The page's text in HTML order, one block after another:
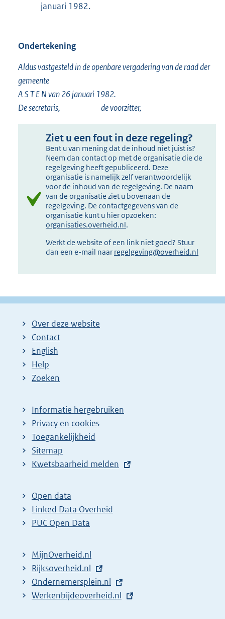
januari 1982.
Ondertekening
Aldus vastgesteld in de openbare vergadering van de raad der
gemeente
A S T E N van 26 januari 1982.
De secretaris, de voorzitter,
Ziet u een fout in deze regeling?
Bent u van mening dat de inhoud niet juist is?
Neem dan contact op met de organisatie die de
regelgeving heeft gepubliceerd. Deze
organisatie is namelijk zelf verantwoordelijk
voor de inhoud van de regelgeving. De naam
van de organisatie ziet u bovenaan de
regelgeving. De contactgegevens van de
organisatie kunt u hier opzoeken:
organisaties.overheid.nl.
Werkt de website of een link niet goed? Stuur
dan een e-mail naar regelgeving@overheid.nl
Over deze website
Contact
English
Help
Zoeken
Informatie hergebruiken
Privacy en cookies
Toegankelijkheid
Sitemap
E
t
e
r
l
i
n
k
Kwetsbaarheid melden
Open data
Linked Data Overheid
PUC Open Data
MijnOverheid.nl
E
x
t
Rijksoverheid.nl
E
x
Ondernemersplein.nl
E
Werkenbijdeoverheid.nl